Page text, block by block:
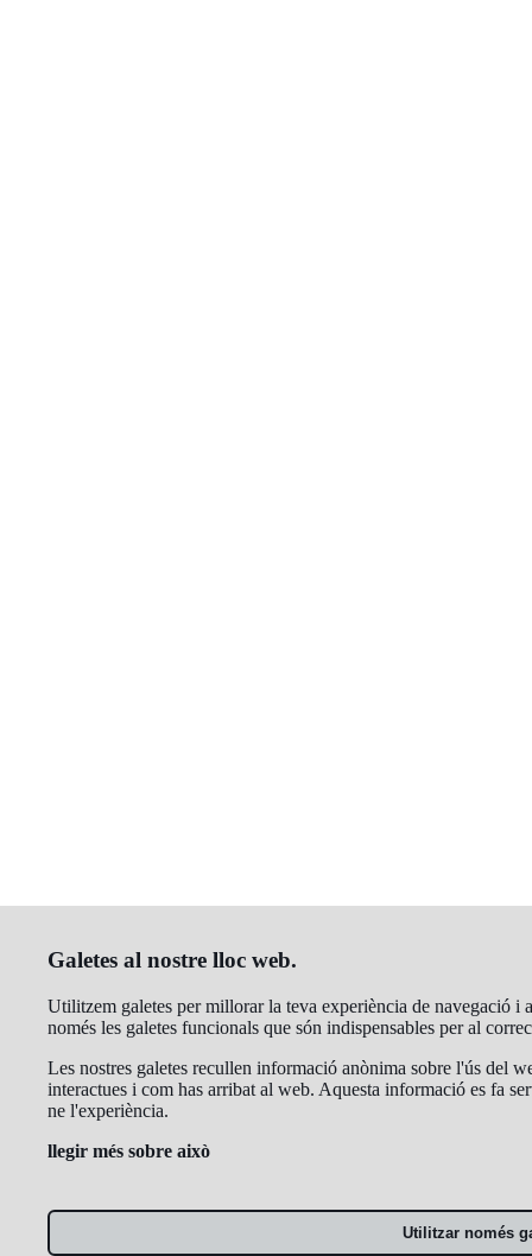
Galetes al nostre lloc web.
Utilitzem galetes per millorar la teva experiència de navegació i
només les galetes funcionals que són indispensables per al
Les nostres galetes recullen informació anònima sobre l'ús del
interactues i com has arribat al web. Aquesta informació es fa
ne l'experiència.
llegir més sobre això
Utilitzar només